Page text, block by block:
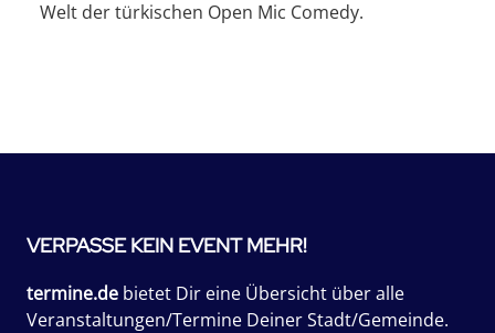
Welt der türkischen Open Mic Comedy.
VERPASSE KEIN EVENT MEHR!
termine.de bietet Dir eine Übersicht über alle
Veranstaltungen/Termine Deiner Stadt/Gemeinde.